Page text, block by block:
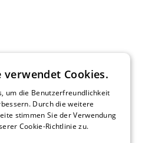
verwendet Cookies.
um die Benutzerfreundlichkeit
Durch die weitere
stimmen Sie der Verwendung
Cookie-Richtlinie zu.